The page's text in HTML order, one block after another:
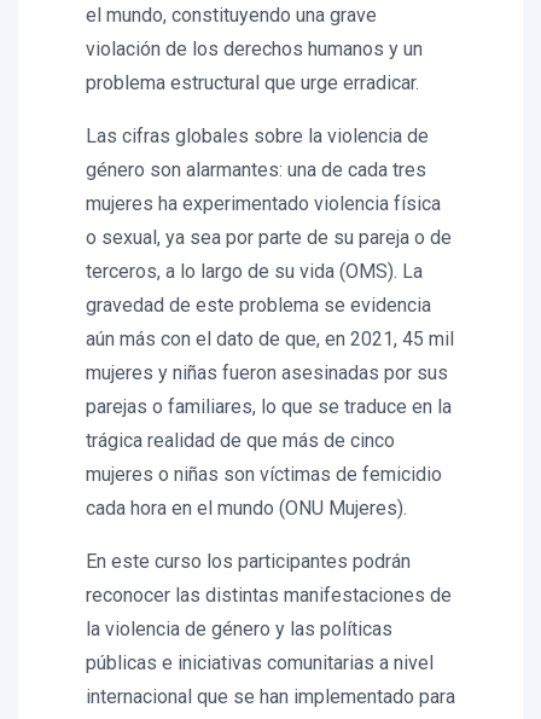
el mundo, constituyendo una grave
violación de los derechos humanos y un
problema estructural que urge erradicar.
Las cifras globales sobre la violencia de
género son alarmantes: una de cada tres
mujeres ha experimentado violencia física
o sexual, ya sea por parte de su pareja o de
terceros, a lo largo de su vida (OMS). La
gravedad de este problema se evidencia
aún más con el dato de que, en 2021, 45 mil
mujeres y niñas fueron asesinadas por sus
parejas o familiares, lo que se traduce en la
trágica realidad de que más de cinco
mujeres o niñas son víctimas de femicidio
cada hora en el mundo (ONU Mujeres).
En este curso los participantes podrán
reconocer las distintas manifestaciones de
la violencia de género y las políticas
públicas e iniciativas comunitarias a nivel
internacional que se han implementado para